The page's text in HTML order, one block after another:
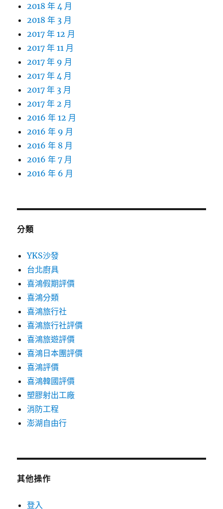
2018 年 4 月
2018 年 3 月
2017 年 12 月
2017 年 11 月
2017 年 9 月
2017 年 4 月
2017 年 3 月
2017 年 2 月
2016 年 12 月
2016 年 9 月
2016 年 8 月
2016 年 7 月
2016 年 6 月
分類
YKS沙發
台北廚具
喜鴻假期評價
喜鴻分類
喜鴻旅行社
喜鴻旅行社評價
喜鴻旅遊評價
喜鴻日本團評價
喜鴻評價
喜鴻韓國評價
塑膠射出工廠
消防工程
澎湖自由行
其他操作
登入